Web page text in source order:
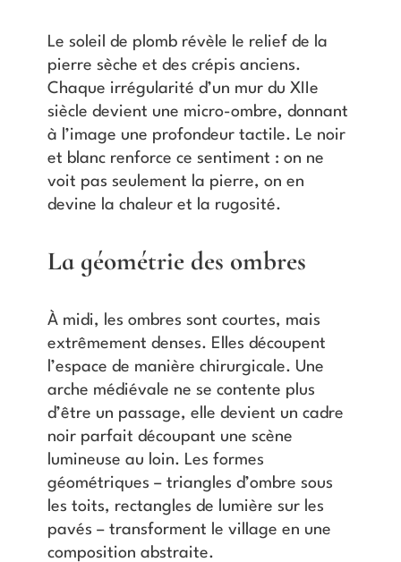
Le soleil de plomb révèle le relief de la
pierre sèche et des crépis anciens.
Chaque irrégularité d’un mur du XIIe
siècle devient une micro-ombre, donnant
à l’image une profondeur tactile. Le noir
et blanc renforce ce sentiment : on ne
voit pas seulement la pierre, on en
devine la chaleur et la rugosité.
La géométrie des ombres
À midi, les ombres sont courtes, mais
extrêmement denses. Elles découpent
l’espace de manière chirurgicale. Une
arche médiévale ne se contente plus
d’être un passage, elle devient un cadre
noir parfait découpant une scène
lumineuse au loin. Les formes
géométriques – triangles d’ombre sous
les toits, rectangles de lumière sur les
pavés – transforment le village en une
composition abstraite.